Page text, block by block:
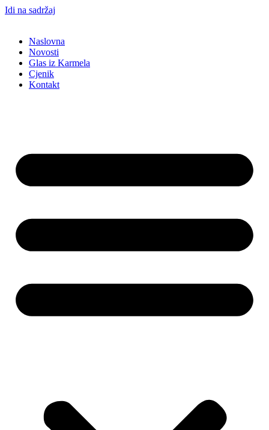
Idi na sadržaj
Naslovna
Novosti
Glas iz Karmela
Cjenik
Kontakt